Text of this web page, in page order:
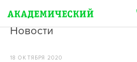
Новости
18 ОКТЯБРЯ 2020